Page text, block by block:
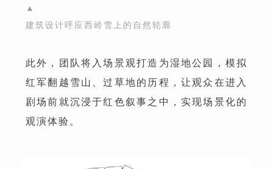
▲
建筑设计呼应西岭雪上的自然轮廓
此外，团队将入场景观打造为湿地公园，模拟
红军翻越雪山、过草地的历程，让观众在进入
剧场前就沉浸于红色叙事之中，实现场景化的
观演体验。